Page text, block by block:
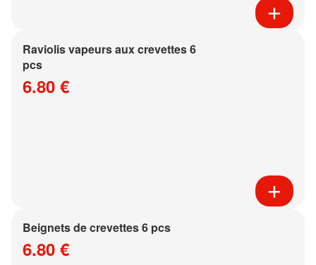
Raviolis vapeurs aux crevettes 6
pcs
6.80 €
Beignets de crevettes 6 pcs
6.80 €